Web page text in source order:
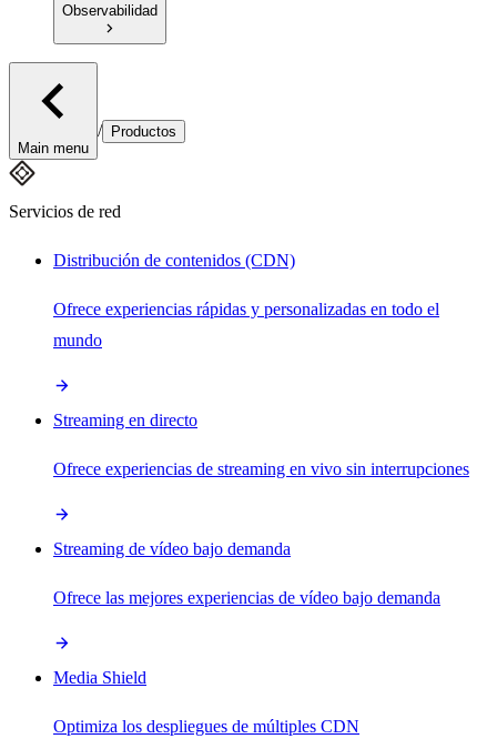
Observabilidad
Main menu
/ Productos
Servicios de red
Distribución de contenidos (CDN)
Ofrece experiencias rápidas y personalizadas en todo el
mundo
Streaming en directo
Ofrece experiencias de streaming en vivo sin interrupciones
Streaming de vídeo bajo demanda
Ofrece las mejores experiencias de vídeo bajo demanda
Media Shield
Optimiza los despliegues de múltiples CDN